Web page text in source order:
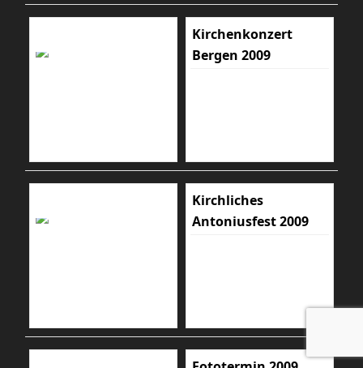
Kirchenkonzert
Bergen 2009
Kirchliches
Antoniusfest 2009